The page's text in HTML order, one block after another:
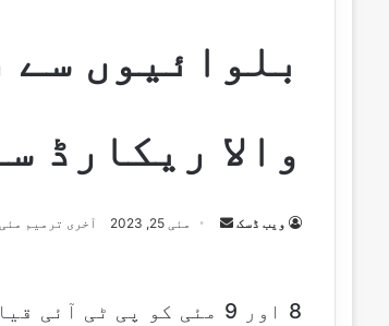
بلوائیوں
والا ریکارڈ
ویب ڈسک
Send مئی 25, 2023 آخری ترمیم مئی 25, 2023
8 اور 9 مئی کو پی ٹی